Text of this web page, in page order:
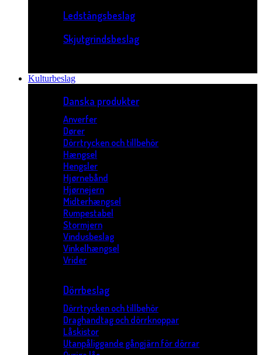
Ledstångsbeslag
Skjutgrindsbeslag
Kulturbeslag
Danska produkter
Anverfer
Dører
Dörrtrycken och tillbehör
Hængsel
Hengsler
Hjørnebånd
Hjørnejern
Midterhængsel
Rumpestabel
Stormjern
Vindusbeslag
Vinkelhængsel
Vrider
Dörrbeslag
Dörrtrycken och tillbehör
Draghandtag och dörrknoppar
Låskistor
Utanpåliggande gångjärn för dörrar